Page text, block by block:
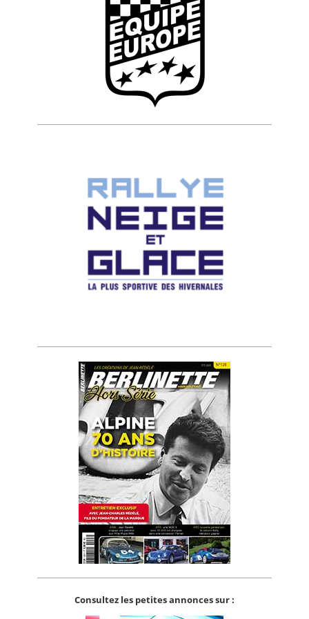
Consultez les petites annonces sur :